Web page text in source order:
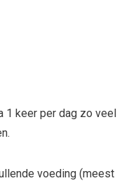
1 keer per dag zo veel
voeding (meest